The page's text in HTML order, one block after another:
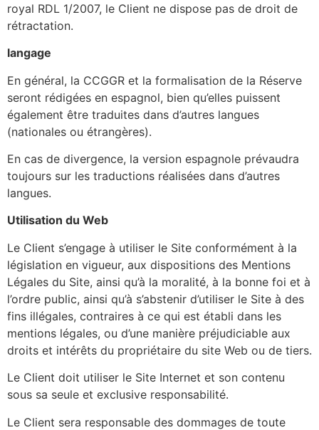
royal RDL 1/2007, le Client ne dispose pas de droit de
rétractation.
langage
En général, la CCGGR et la formalisation de la Réserve
seront rédigées en espagnol, bien qu’elles puissent
également être traduites dans d’autres langues
(nationales ou étrangères).
En cas de divergence, la version espagnole prévaudra
toujours sur les traductions réalisées dans d’autres
langues.
Utilisation du Web
Le Client s’engage à utiliser le Site conformément à la
législation en vigueur, aux dispositions des Mentions
Légales du Site, ainsi qu’à la moralité, à la bonne foi et à
l’ordre public, ainsi qu’à s’abstenir d’utiliser le Site à des
fins illégales, contraires à ce qui est établi dans les
mentions légales, ou d’une manière préjudiciable aux
droits et intérêts du propriétaire du site Web ou de tiers.
Le Client doit utiliser le Site Internet et son contenu
sous sa seule et exclusive responsabilité.
Le Client sera responsable des dommages de toute